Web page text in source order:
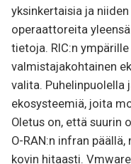
yksinkertaisia ja
operaattoreita
tietoja. RIC:n
valmistajakohtainen
valita. Puhelinpuolella
ekosysteemiä, joita
Oletus on, että suurin
O-RAN:n infran
kovin hitaasti.